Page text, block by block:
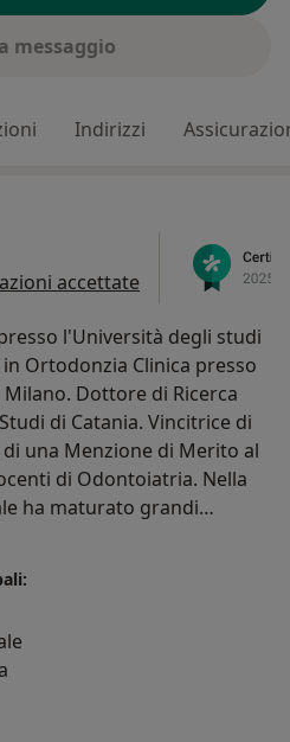
messaggio
Indirizzi
accettate
l'Università degli studi
Ortodonzia Clinica presso
Dottore di Ricerca
di Catania. Vincitrice di
una Menzione di Merito al
di Odontoiatria. Nella
ha maturato grandi
dell'odontoiatria e in tutte
per sorrisi perfetti, smile
sorriso del paziente
con scanner intraorali). E'
manufatti protesici fissi
limare i denti.